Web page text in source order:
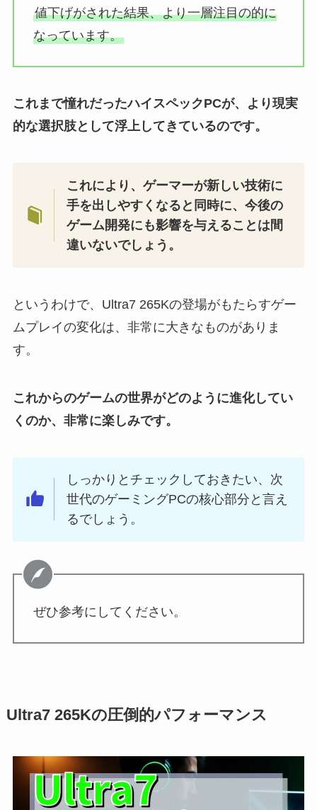
値下げがされた結果、より一層注目の的に
なっています。
これまで憧れだったハイスペックPCが、より現実
的な選択肢として浮上してきているのです。
これにより、ゲーマーが新しい技術に
手を出しやすくなると同時に、今後の
ゲーム開発にも影響を与えることは間
違いないでしょう。
というわけで、Ultra7 265Kの登場がもたらすゲー
ムプレイの変化は、非常に大きなものがありま
す。
これからのゲームの世界がどのように進化してい
くのか、非常に楽しみです。
しっかりとチェックしておきたい、次
世代のゲーミングPCの核心部分と言え
るでしょう。
ぜひ参考にしてください。
Ultra7 265Kの圧倒的パフォーマンス